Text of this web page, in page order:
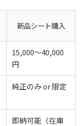
新品シート購入
15,000〜40,000
円
純正のみ or 限定
即納可能（在庫